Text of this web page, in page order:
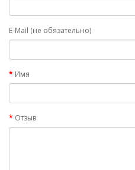
E-Mail (не обязательно)
Имя
Отзыв